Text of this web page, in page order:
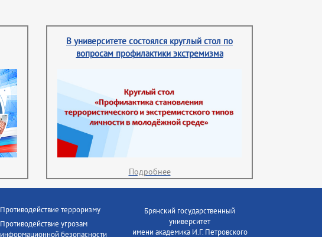
В университете состоялся круглый стол по
вопросам профилактики экстремизма
Подробнее
Противодействие терроризму
Противодействие угрозам
информационной безопасности
Брянский государственный
университет
имени академика И.Г. Петровского